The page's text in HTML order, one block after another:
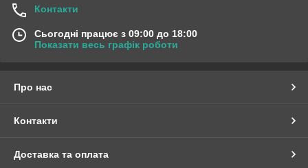
Контакти
Сьогодні працює з 09:00 до 18:00
Показати весь графік роботи
Про нас
Контакти
Доставка та оплата